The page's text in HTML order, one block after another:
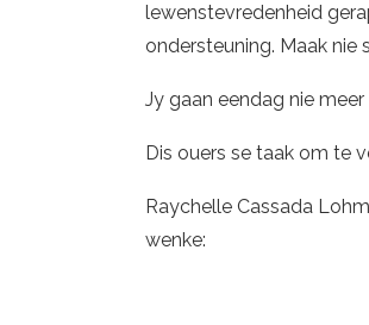
lewenstevredenheid
ondersteuning. Maak nie
Jy gaan eendag nie
Dis ouers se taak om te
Raychelle Cassada
wenke: